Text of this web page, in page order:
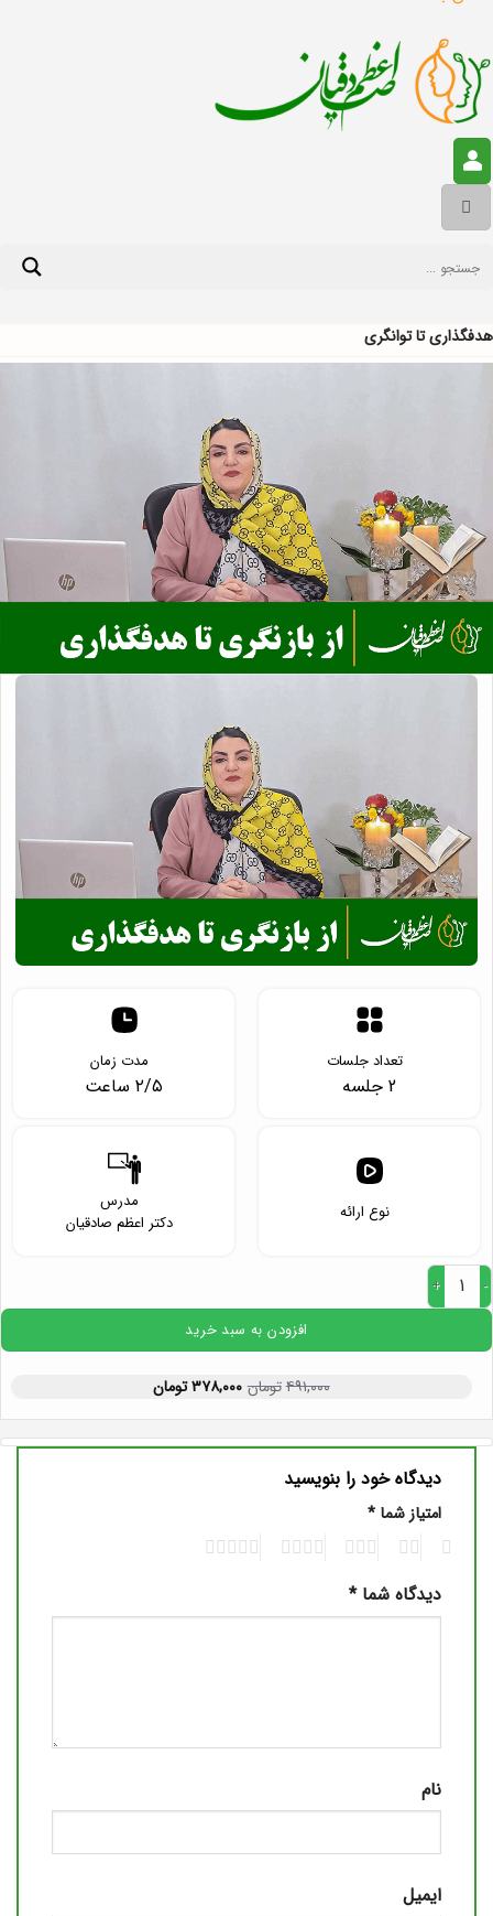
هدفگذاری تا توانگری
تعداد جلسات
2 جلسه
مدت زمان
۲/۵ ساعت
نوع ارائه
مدرس
دکتر اعظم صادقیان
هدفگذاری تا توانگری عدد
افزودن به سبد خرید
۴۹۱,۰۰۰تومان ۳۷۸,۰۰۰تومان
دیدگاه خود را بنویسید
امتیاز شما *
دیدگاه شما*
نام
ایمیل